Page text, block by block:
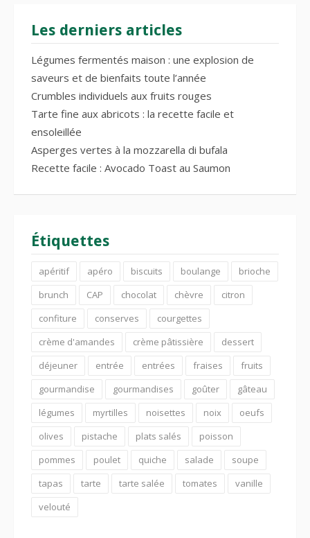
Les derniers articles
Légumes fermentés maison : une explosion de
saveurs et de bienfaits toute l’année
Crumbles individuels aux fruits rouges
Tarte fine aux abricots : la recette facile et
ensoleillée
Asperges vertes à la mozzarella di bufala
Recette facile : Avocado Toast au Saumon
Étiquettes
apéritif apéro biscuits boulange
brioche
brunch
CAP chocolat chèvre
citron
confiture
conserves
courgettes
crème d'amandes
crème pâtissière
dessert
déjeuner
entrée entrées fraises
fruits
gourmandise
gourmandises goûter
gâteau
légumes
myrtilles noisettes noix
oeufs
olives
pistache plats salés
poisson
pommes
poulet quiche salade
soupe
tapas
tarte tarte salée tomates
vanille
velouté